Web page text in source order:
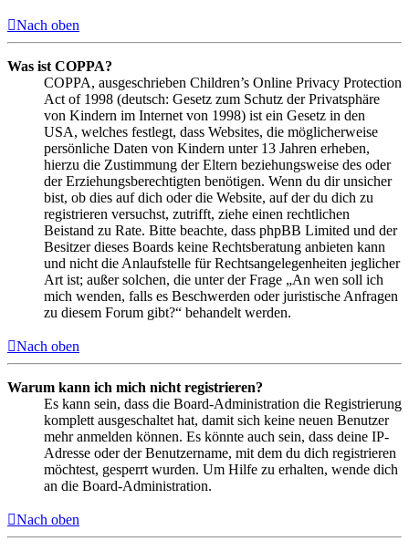
Nach oben
Was ist COPPA?
COPPA, ausgeschrieben Children’s Online Privacy Protection
Act of 1998 (deutsch: Gesetz zum Schutz der Privatsphäre
von Kindern im Internet von 1998) ist ein Gesetz in den
USA, welches festlegt, dass Websites, die möglicherweise
persönliche Daten von Kindern unter 13 Jahren erheben,
hierzu die Zustimmung der Eltern beziehungsweise des oder
der Erziehungsberechtigten benötigen. Wenn du dir unsicher
bist, ob dies auf dich oder die Website, auf der du dich zu
registrieren versuchst, zutrifft, ziehe einen rechtlichen
Beistand zu Rate. Bitte beachte, dass phpBB Limited und der
Besitzer dieses Boards keine Rechtsberatung anbieten kann
und nicht die Anlaufstelle für Rechtsangelegenheiten jeglicher
Art ist; außer solchen, die unter der Frage „An wen soll ich
mich wenden, falls es Beschwerden oder juristische Anfragen
zu diesem Forum gibt?“ behandelt werden.
Nach oben
Warum kann ich mich nicht registrieren?
Es kann sein, dass die Board-Administration die Registrierung
komplett ausgeschaltet hat, damit sich keine neuen Benutzer
mehr anmelden können. Es könnte auch sein, dass deine IP-
Adresse oder der Benutzername, mit dem du dich registrieren
möchtest, gesperrt wurden. Um Hilfe zu erhalten, wende dich
an die Board-Administration.
Nach oben